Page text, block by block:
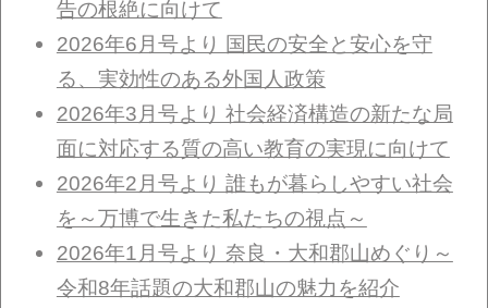
告の根絶に向けて
2026年6月号より 国民の安全と安心を守
る、実効性のある外国人政策
2026年3月号より 社会経済構造の新たな局
面に対応する質の高い教育の実現に向けて
2026年2月号より 誰もが暮らしやすい社会
を～万博で生きた私たちの視点～
2026年1月号より 奈良・大和郡山めぐり～
令和8年話題の大和郡山の魅力を紹介